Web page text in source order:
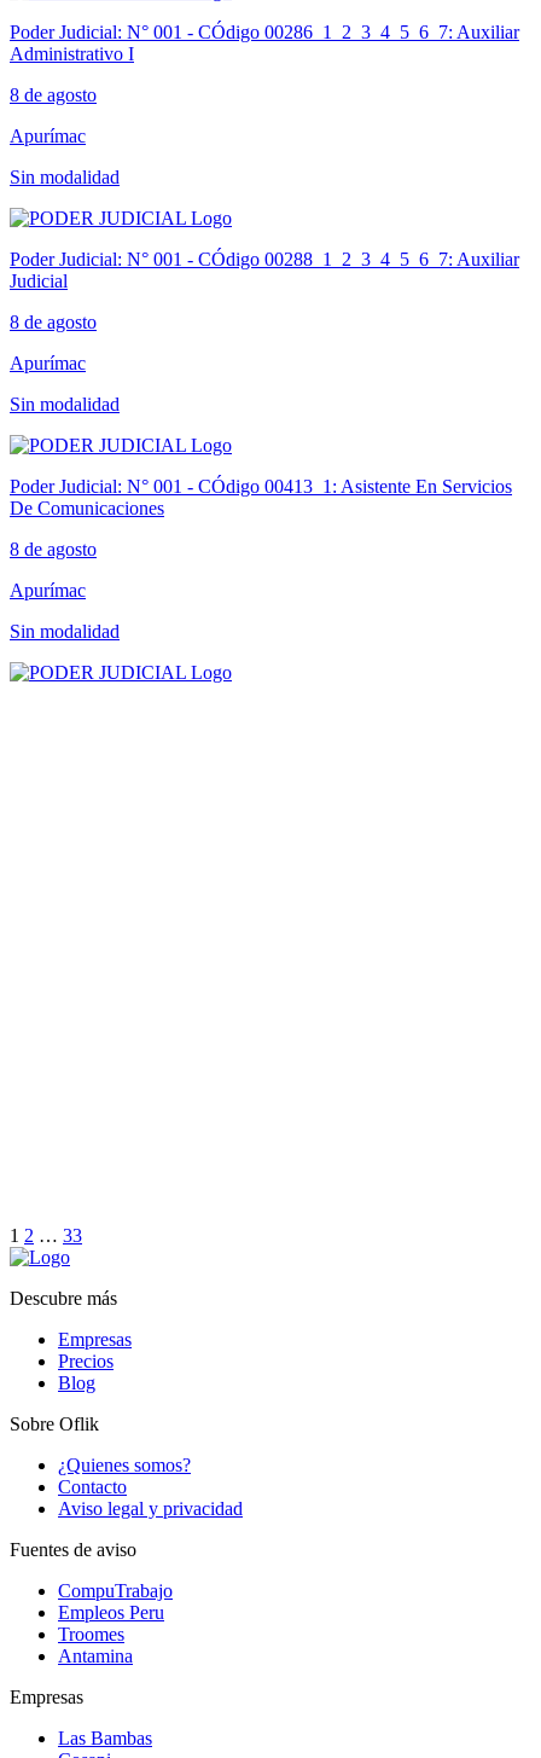
Poder Judicial: N° 001 - CÓdigo 00286_1_2_3_4_5_6_7: Auxiliar
Administrativo I
8 de agosto
Apurímac
Sin modalidad
Poder Judicial: N° 001 - CÓdigo 00288_1_2_3_4_5_6_7: Auxiliar
Judicial
8 de agosto
Apurímac
Sin modalidad
Poder Judicial: N° 001 - CÓdigo 00413_1: Asistente En Servicios
De Comunicaciones
8 de agosto
Apurímac
Sin modalidad
1 2 … 33
Descubre más
Empresas
Precios
Blog
Sobre Oflik
¿Quienes somos?
Contacto
Aviso legal y privacidad
Fuentes de aviso
CompuTrabajo
Empleos Peru
Troomes
Antamina
Empresas
Las Bambas